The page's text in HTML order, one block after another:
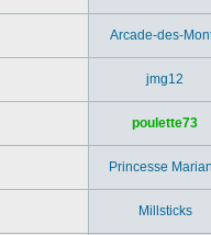
Arcade-des-
jmg12
poulette73
Princesse
Millsticks